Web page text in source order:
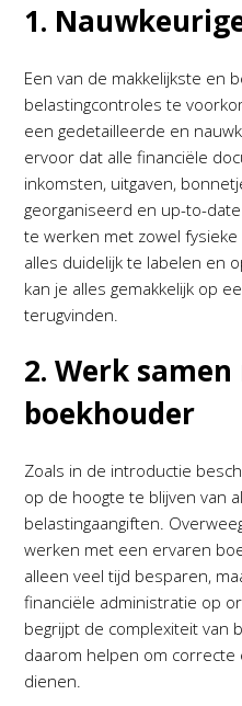
1.
Een van de makkelijkste en
belastingcontroles te
een gedetailleerde en
ervoor dat alle financiële
inkomsten, uitgaven,
georganiseerd en up-to-
te werken met zowel
alles duidelijk te labelen en
kan je alles gemakkelijk op
terugvinden.
2. Werk
boekhouder
Zoals in de introductie
op de hoogte te blijven van
belastingaangiften.
werken met een ervaren
alleen veel tijd besparen,
financiële administratie op
begrijpt de complexiteit van
daarom helpen om correcte
dienen.